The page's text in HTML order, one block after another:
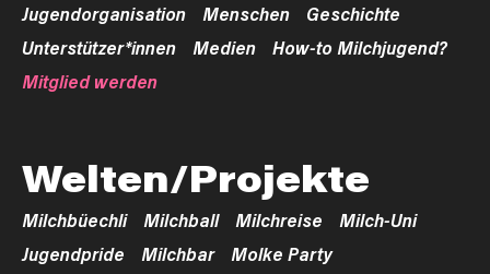
Jugendorganisation Menschen
Geschichte
Unterstützer*innen
Medien
How-to Milchjugend?
Mitglied werden
Welten/Projekte
Milchbüechli Milchball Milchreise
Milch-Uni
Jugendpride
Milchbar
Molke Party